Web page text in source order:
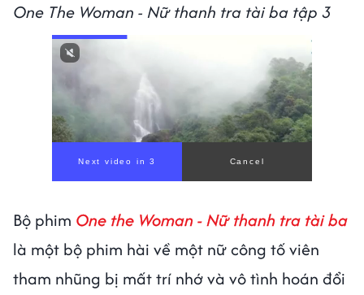
One The Woman - Nữ thanh tra tài ba tập 3
Next video in 1 Cancel
Bộ phim One the Woman - Nữ thanh tra tài ba
là một bộ phim hài về một nữ công tố viên
tham nhũng bị mất trí nhớ và vô tình hoán đổi